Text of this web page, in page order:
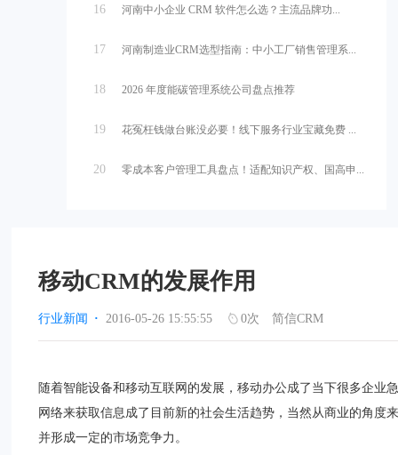
16 河南中小企业 CRM 软件怎么选？主流品牌功...
17 河南制造业CRM选型指南：中小工厂销售管理系...
18 2026 年度能碳管理系统公司盘点推荐
19 花冤枉钱做台账没必要！线下服务行业宝藏免费 ...
20 零成本客户管理工具盘点！适配知识产权、国高申...
移动CRM的发展作用
行业新闻 · 2016-05-26 15:55:55 0次 简信CRM
随着智能设备和移动互联网的发展，移动办公成了当下很多企
网络来获取信息成了目前新的社会生活趋势，当然从商业的角
并形成一定的市场竞争力。